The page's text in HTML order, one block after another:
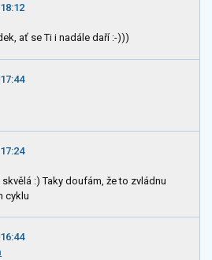
ať se Ti i nadále daří :-)))
:) Taky doufám, že to zvládnu
cyklu